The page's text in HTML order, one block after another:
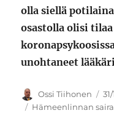
olla siellä
osastolla olisi
unohtaneet
Kirjoittaja
Ossi Tiihonen
Avainsanat
Hämeenlinnan